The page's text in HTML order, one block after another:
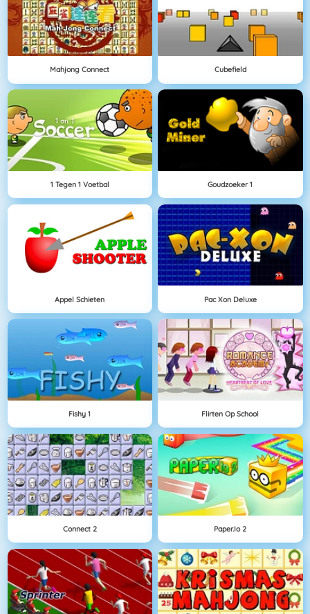
Mahjong Connect Cubefield
1 Tegen 1 Voetbal Goudzoeker 1
Appel Schieten Pac Xon Deluxe
Fishy 1 Flirten Op School
Connect 2 Paper.io 2